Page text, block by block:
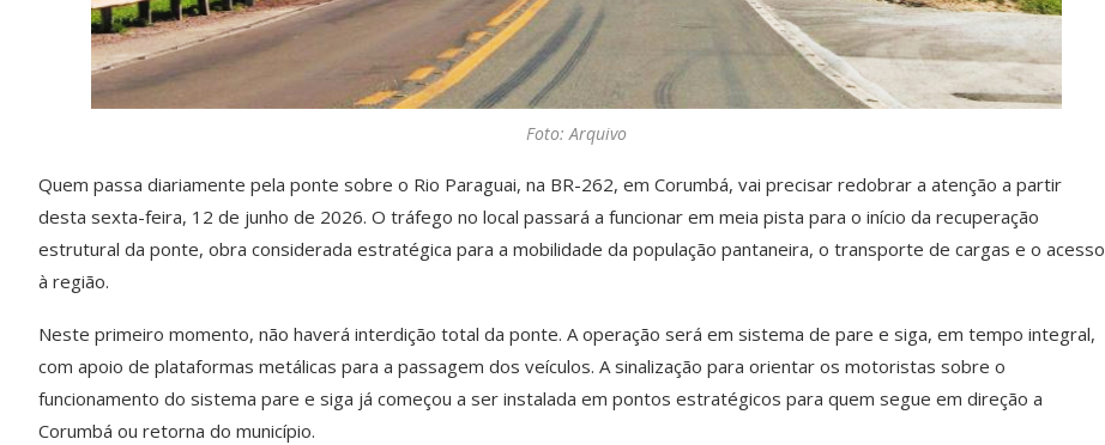
Foto: Arquivo
Quem passa diariamente pela ponte sobre o Rio Paraguai, na BR-262, em Corumbá, vai precisar redobrar a atenção a partir
desta sexta-feira, 12 de junho de 2026. O tráfego no local passará a funcionar em meia pista para o início da recuperação
estrutural da ponte, obra considerada estratégica para a mobilidade da população pantaneira, o transporte de cargas e o acesso
à região.
Neste primeiro momento, não haverá interdição total da ponte. A operação será em sistema de pare e siga, em tempo integral,
com apoio de plataformas metálicas para a passagem dos veículos. A sinalização para orientar os motoristas sobre o
funcionamento do sistema pare e siga já começou a ser instalada em pontos estratégicos para quem segue em direção a
Corumbá ou retorna do município.